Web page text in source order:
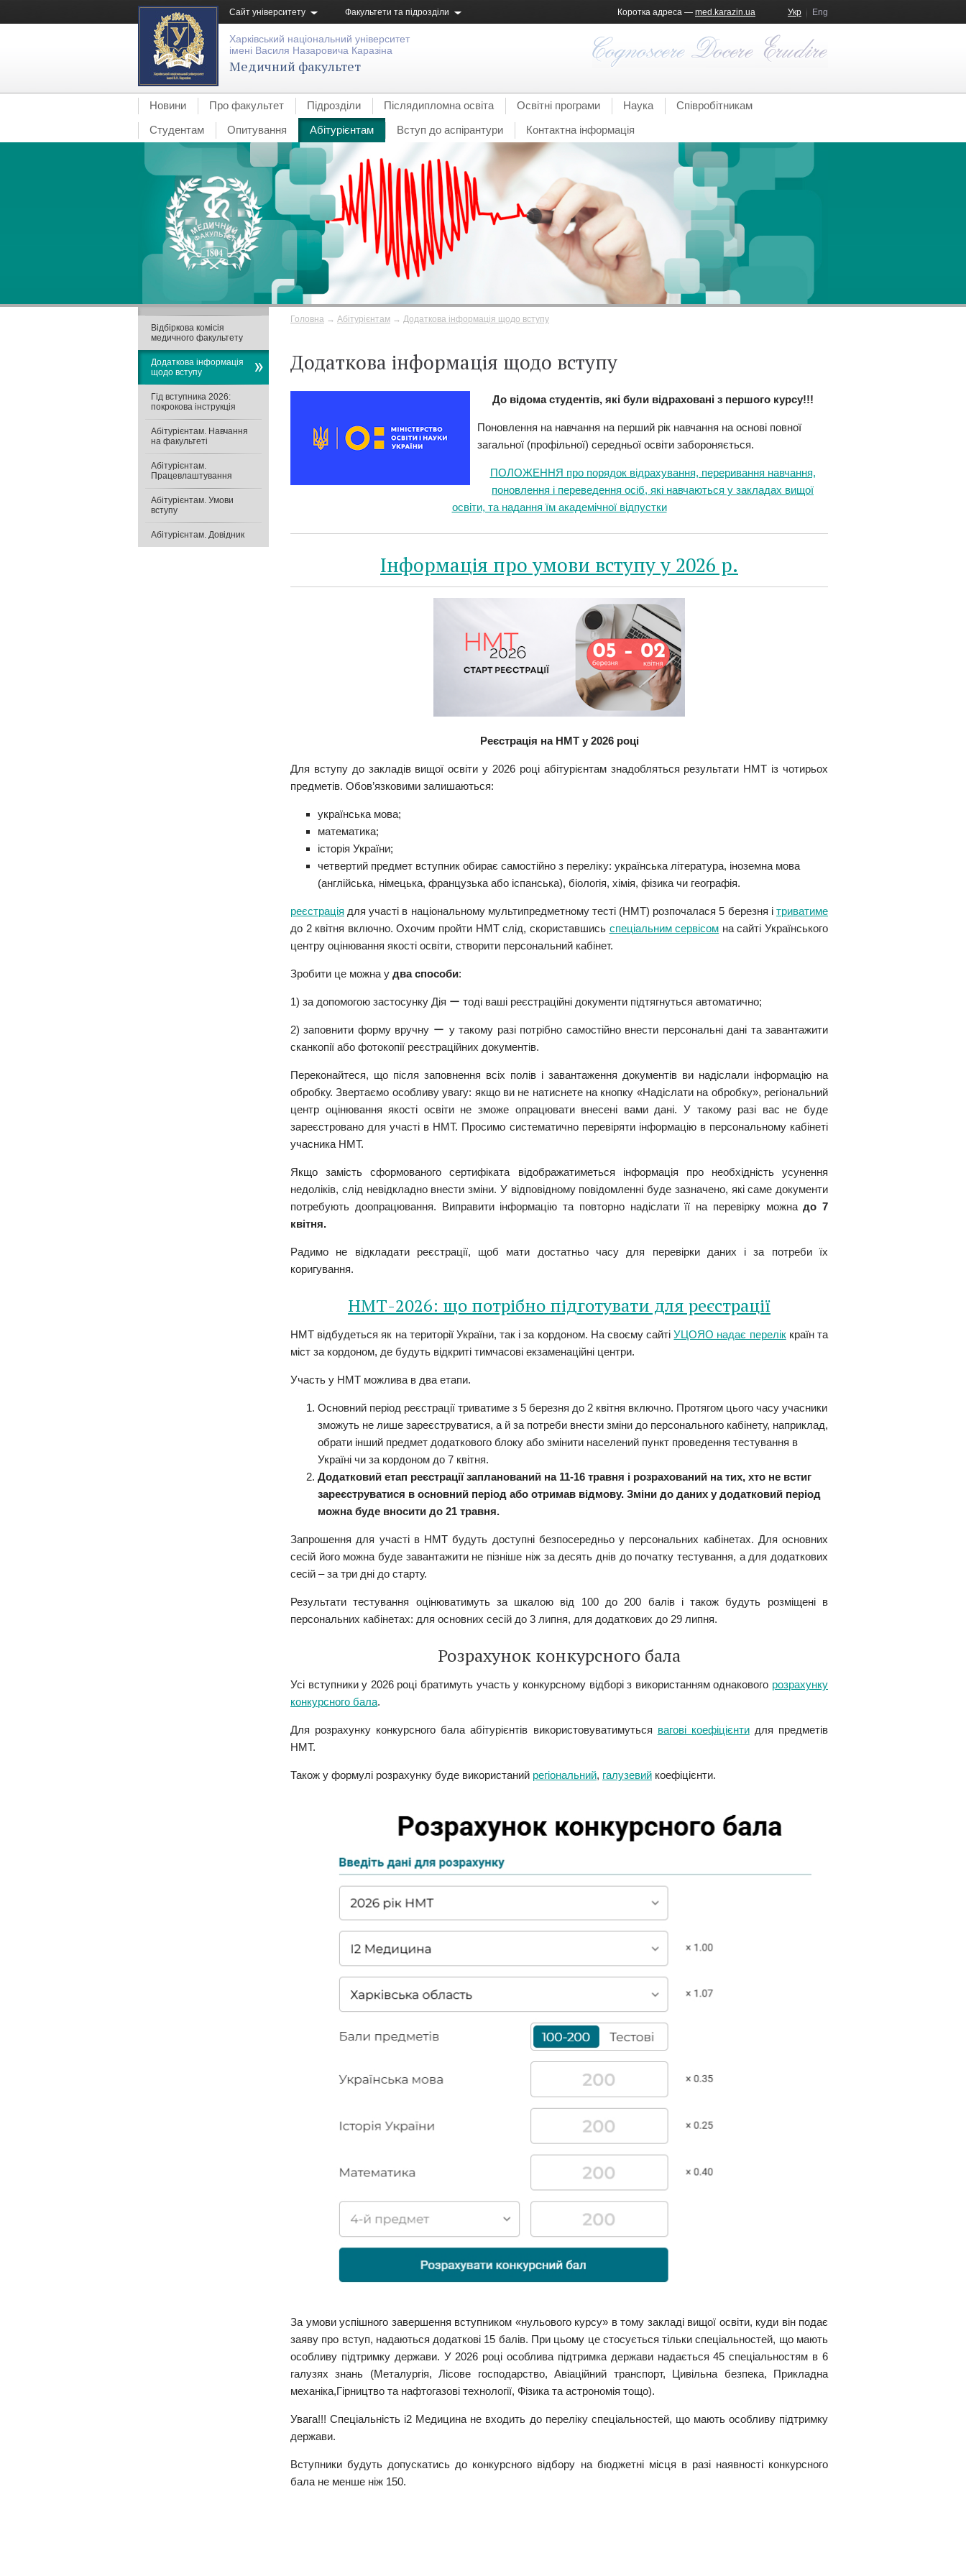
Сайт університету Факультети та підрозділи Укр Eng
Коротка адреса — med.karazin.ua
Харківський національний університет
імені Василя Назаровича Каразіна
Медичний факультет
Новини Про факультет Підрозділи Післядипломна освіта Освітні програми Наука
Співробітникам
Студентам
Опитування Абітурієнтам Вступ до аспірантури Контактна інформація
Головна → Абітурієнтам → Додаткова інформація щодо вступу
Додаткова інформація щодо вступу
До відома студентів, які були відраховані з першого курсу!!!
Поновлення на навчання на перший рік навчання на основі повної
загальної (профільної) середньої освіти забороняється.
ПОЛОЖЕННЯ про порядок відрахування, переривання навчання,
поновлення і переведення осіб, які навчаються у закладах вищої
освіти, та надання їм академічної відпустки
Інформація про умови вступу у 2026 р.
Реєстрація на НМТ у 2026 році
Для вступу до закладів вищої освіти у 2026 році абітурієнтам знадобляться результати НМТ із чотирьох
предметів. Обов’язковими залишаються:
українська мова;
математика;
історія України;
четвертий предмет вступник обирає самостійно з переліку: українська література, іноземна мова
(англійська, німецька, французька або іспанська), біологія, хімія, фізика чи географія.
реєстрація для участі в національному мультипредметному тесті (НМТ) розпочалася 5 березня і триватиме
до 2 квітня включно. Охочим пройти НМТ слід, скориставшись спеціальним сервісом на сайті Українського
центру оцінювання якості освіти, створити персональний кабінет.
Зробити це можна у два способи:
1) за допомогою застосунку Дія ー тоді ваші реєстраційні документи підтягнуться автоматично;
2) заповнити форму вручну ー у такому разі потрібно самостійно внести персональні дані та завантажити
сканкопії або фотокопії реєстраційних документів.
Переконайтеся, що після заповнення всіх полів і завантаження документів ви надіслали інформацію на
обробку. Звертаємо особливу увагу: якщо ви не натиснете на кнопку «Надіслати на обробку», регіональний
центр оцінювання якості освіти не зможе опрацювати внесені вами дані. У такому разі вас не буде
зареєстровано для участі в НМТ. Просимо систематично перевіряти інформацію в персональному кабінеті
учасника НМТ.
Якщо замість сформованого сертифіката відображатиметься інформація про необхідність усунення
недоліків, слід невідкладно внести зміни. У відповідному повідомленні буде зазначено, які саме документи
потребують доопрацювання. Виправити інформацію та повторно надіслати її на перевірку можнадо 7
квітня.
Радимо не відкладати реєстрації, щоб мати достатньо часу для перевірки даних і за потреби їх
коригування.
НМТ-2026: що потрібно підготувати для реєстрації
НМТ відбудеться як на території України, так і за кордоном. На своєму сайтіУЦОЯО надає переліккраїн та
міст за кордоном, де будуть відкриті тимчасові екзаменаційні центри.
Участь у НМТ можлива в два етапи.
Основний період реєстрації триватиме з 5 березня до 2 квітня включно. Протягом цього часу учасники
зможуть не лише зареєструватися, а й за потреби внести зміни до персонального кабінету, наприклад,
обрати інший предмет додаткового блоку або змінити населений пункт проведення тестування в
Україні чи за кордоном до 7 квітня.
Додатковий етап реєстрації запланований на 11-16 травня і розрахований на тих, хто не встиг
зареєструватися в основний період або отримав відмову. Зміни до даних у додатковий період
можна буде вносити до 21 травня.
Запрошення для участі в НМТ будуть доступні безпосередньо у персональних кабінетах. Для основних
сесій його можна буде завантажити не пізніше ніж за десять днів до початку тестування, а для додаткових
сесій – за три дні до старту.
Результати тестування оцінюватимуть за шкалою від 100 до 200 балів і також будуть розміщені в
персональних кабінетах: для основних сесій до 3 липня, для додаткових до 29 липня.
Розрахунок конкурсного бала
Усі вступники у 2026 році братимуть участь у конкурсному відборі з використанням однакового розрахунку
конкурсного бала.
Для розрахунку конкурсного бала абітурієнтів використовуватимуться вагові коефіцієнтидля предметів
НМТ.
Також у формулі розрахунку буде використаний регіональний, галузевий коефіцієнти.
За умови успішного завершення вступником «нульового курсу» в тому закладі вищої освіти, куди він подає
заяву про вступ, надаються додаткові 15 балів. При цьому це стосується тільки спеціальностей, що мають
особливу підтримку держави. У 2026 році особлива підтримка держави надається 45 спеціальностям в 6
галузях знань (Металургія, Лісове господарство, Авіаційний транспорт, Цивільна безпека, Прикладна
механіка,Гірництво та нафтогазові технології, Фізика та астрономія тощо).
Увага!!! Спеціальність і2 Медицина не входить до переліку спеціальностей, що мають особливу підтримку
держави.
Вступники будуть допускатись до конкурсного відбору на бюджетні місця в разі наявності конкурсного
бала не менше ніж 150.
Відбіркова комісія
медичного факультету
Додаткова інформація
щодо вступу
Гід вступника 2026:
покрокова інструкція
Абітурієнтам. Навчання
на факультеті
Абітурієнтам.
Працевлаштування
Абітурієнтам. Умови
вступу
Абітурієнтам. Довідник